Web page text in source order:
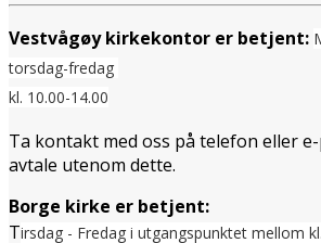
Vestvågøy kirkekontor er betjent:
torsdag-fredag
kl. 10.00-14.00
Ta kontakt med oss på telefon eller
avtale utenom dette.
Borge kirke er betjent:
Tirsdag - Fredag i utgangspunktet mellom